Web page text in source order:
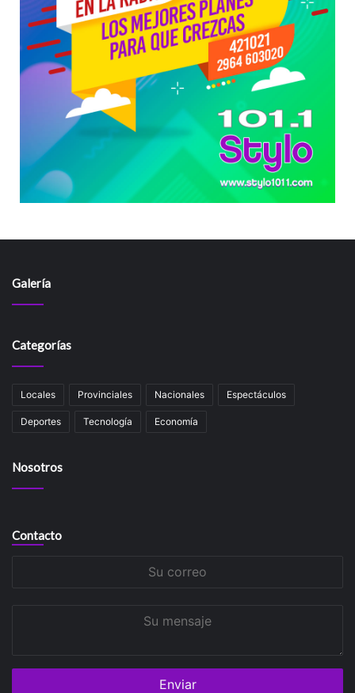
Galería
Categorías
Locales Provinciales Nacionales Espectáculos
Deportes Tecnología Economía
Nosotros
Contacto